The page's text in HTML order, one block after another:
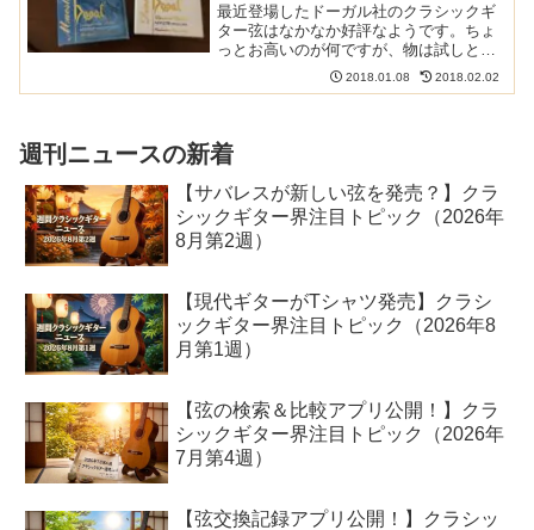
最近登場したドーガル社のクラシックギ
ター弦はなかなか好評なようです。ちょ
っとお高いのが何ですが、物は試しとい
うことで買ってみました。しかも、ディ
アマンテとマエストラーレの両方。(追
2018.01.08 2018.02.02
週刊ニュースの新着
【サバレスが新しい弦を発売？】クラ
シックギター界注目トピック（2026年
8月第2週）
【現代ギターがTシャツ発売】クラシ
ックギター界注目トピック（2026年8
月第1週）
【弦の検索＆比較アプリ公開！】クラ
シックギター界注目トピック（2026年
7月第4週）
【弦交換記録アプリ公開！】クラシッ